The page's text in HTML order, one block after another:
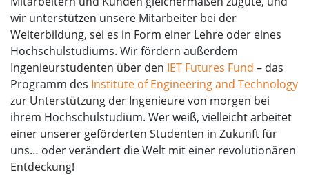
wir unterstützen unsere Mitarbeiter bei der
Weiterbildung, sei es in Form einer Lehre oder eines
Hochschulstudiums. Wir fördern außerdem
Ingenieurstudenten über den IET Futures Fund – das
Programm des Institute of Engineering and Technology
zur Unterstützung der Ingenieure von morgen bei
ihrem Hochschulstudium. Wer weiß, vielleicht arbeitet
einer unserer geförderten Studenten in Zukunft für
uns… oder verändert die Welt mit einer revolutionären
Entdeckung!